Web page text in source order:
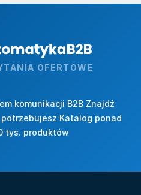
OFERTOWE
komunikacji B2B Znajdź
Katalog ponad
tys. produktów